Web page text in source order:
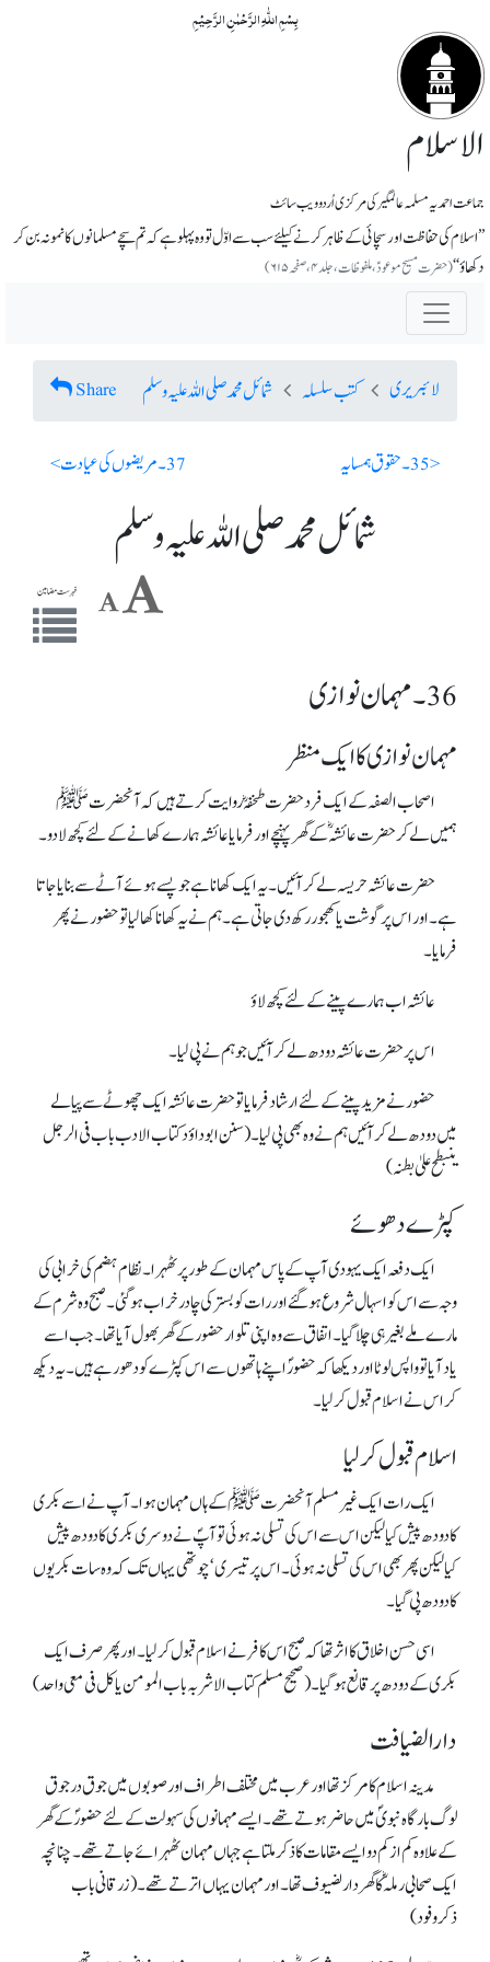
بِسۡمِ اللّٰہِ الرَّحۡمٰنِ الرَّحِیۡمِ
الاسلام
جماعت احمدیہ مسلمہ عالمگیر کی مرکزی اُردو ویب سائٹ
’’ اسلام کی حفاظت اور سچائی کے ظاہر کرنے کیلئے سب سے اوّل تو وہ پہلو ہے کہ تم سچے مسلمانوں کا نمونہ بن کر
دکھاؤ‘‘(حضرت مسیح موعودؑ، ملفوظات، جلد ۴، صفحہ ۶۱۵)
لائبریری کتب سلسلہ شمائل محمد صلی اللہ علیہ وسلم Share
< 35 ۔ حقوق ہمسایہ 37 ۔ مریضوں کی عیادت >
شمائل محمد صلی اللہ علیہ وسلم
فہرست مضامین
36 ۔ مہمان نوازی
مہمان نوازی کا ایک منظر
اصحاب الصفہ کے ایک فرد حضرت طخفہؓ روایت کرتے ہیں کہ آنحضرت ﷺ
ہمیں لے کر حضرت عائشہؓ کے گھر پہنچے اور فرمایا عائشہ ہمارے کھانے کے لئے کچھ لادو۔
حضرت عائشہ حریسہ لے کر آئیں ۔ یہ ایک کھانا ہے جو پسے ہوئے آٹے سے بنایا جاتا
ہے۔ اور اس پر گوشت یا کھجور رکھ دی جاتی ہے۔ ہم نے یہ کھانا کھالیا تو حضور نے پھر
فرمایا۔
عائشہ اب ہمارے پینے کے لئے کچھ لاؤ
اس پر حضرت عائشہ دودھ لے کر آئیں جو ہم نے پی لیا۔
حضور نے مزید پینے کے لئے ارشاد فرمایا تو حضرت عائشہ ایک چھوٹے سے پیالے
میں دودھ لے کر آئیں ہم نے وہ بھی پی لیا۔(سنن ابوداؤد کتاب الادب باب فی الرجل
ینبطح علیٰ بطنہ)
کپڑے دھوئے
ایک دفعہ ایک یہودی آپ کے پاس مہمان کے طور پرٹھہرا۔ نظام ہضم کی خرابی کی
وجہ سے اس کو اسہال شروع ہوگئے اور رات کو بستر کی چادر خراب ہوگئی۔ صبح وہ شرم کے
مارے ملے بغیر ہی چلاگیا۔ اتفاق سے وہ اپنی تلوار حضور کے گھر بھول آیا تھا۔ جب اسے
یاد آیا تو واپس لوٹا اور دیکھا کہ حضورؐ اپنے ہاتھوں سے اس کپڑے کو دھو رہے ہیں ۔ یہ دیکھ
کر اس نے اسلام قبول کرلیا۔
اسلام قبول کرلیا
ایک رات ایک غیر مسلم آنحضرت ﷺ کے ہاں مہمان ہوا۔ آپ نے اسے بکری
کا دودھ پیش کیا لیکن اس سے اس کی تسلی نہ ہوئی تو آپؐ نے دوسری بکری کا دودھ پیش
کیالیکن پھر بھی اس کی تسلی نہ ہوئی۔ اس پر تیسری ‘چوتھی یہاں تک کہ وہ سات بکریوں
کا دودھ پی گیا۔
اسی حسن اخلاق کا اثر تھا کہ صبح اس کافر نے اسلام قبول کرلیا۔ اور پھر صرف ایک
بکری کے دودھ پر قانع ہوگیا۔(صحیح مسلم کتاب الاشربہ باب المومن یاکل فی معی واحد)
دارالضیافت
مدینہ اسلام کا مرکز تھا اور عرب میں مختلف اطراف اور صوبوں میں جوق درجوق
لوگ بارگاہ نبویؐ میں حاضر ہوتے تھے۔ ایسے مہمانوں کی سہولت کے لئے حضورؐ کے گھر
کے علاوہ کم از کم دو ایسے مقامات کا ذکر ملتا ہے جہاں مہمان ٹھہرائے جاتے تھے۔ چنانچہ
ایک صحابی رملہؓ کا گھر دارلضیوف تھا۔ اور مہمان یہاں اترتے تھے۔(زرقانی باب
ذکروفود)